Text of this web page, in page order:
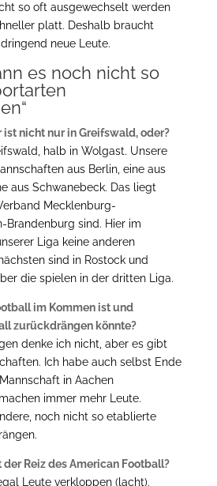
so oft ausgewechselt werden
platt. Deshalb braucht
neue Leute.
es noch nicht so
ist nicht nur in Greifswald, oder?
halb in Wolgast. Unsere
aus Berlin, eine aus
aus Schwanebeck. Das liegt
Mecklenburg-
sind. Hier im
Liga keine anderen
sind in Rostock und
die spielen in der dritten Liga.
im Kommen ist und
zurückdrängen könnte?
denke ich nicht, aber es gibt
Ich habe auch selbst Ende
in Aachen
immer mehr Leute.
noch nicht so etablierte
Reiz des American Football?
Leute verkloppen (lacht).